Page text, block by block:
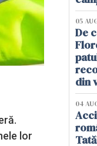
lor
05
De
din
04